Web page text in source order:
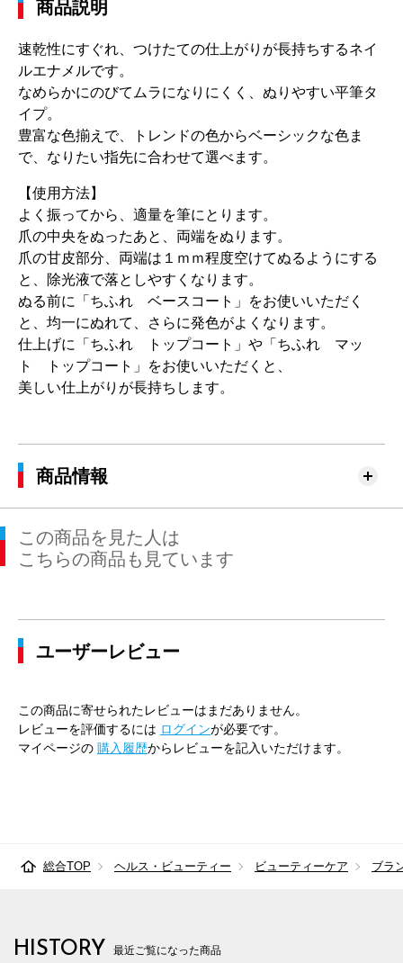
商品説明
速乾性にすぐれ、つけたての仕上がりが長持ちするネイ
ルエナメルです。
なめらかにのびてムラになりにくく、ぬりやすい平筆タ
イプ。
豊富な色揃えで、トレンドの色からベーシックな色ま
で、なりたい指先に合わせて選べます。
【使用方法】
よく振ってから、適量を筆にとります。
爪の中央をぬったあと、両端をぬります。
爪の甘皮部分、両端は１ｍｍ程度空けてぬるようにする
と、除光液で落としやすくなります。
ぬる前に「ちふれ ベースコート」をお使いいただく
と、均一にぬれて、さらに発色がよくなります。
仕上げに「ちふれ トップコート」や「ちふれ マッ
ト トップコート」をお使いいただくと、
美しい仕上がりが長持ちします。
商品情報
この商品を見た人は
こちらの商品も見ています
ユーザーレビュー
この商品に寄せられたレビューはまだありません。
レビューを評価するには ログインが必要です。
マイページの 購入履歴からレビューを記入いただけます。
総合TOP ヘルス・ビューティー ビューティーケア ブラ
HISTORY 最近ご覧になった商品